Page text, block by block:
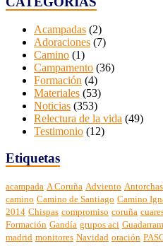
Acampadas (2)
Adoraciones (7)
Camino (1)
Campamento (36)
Formación (4)
Materiales (53)
Noticias (353)
Relectura de la vida (49)
Testimonio (12)
Etiquetas
acampada A Coruña Adviento Antorchas
camino Camino de Santiago Camino
2014 Chispas compromiso coruña
Formación Gandía grupos aci
madrid monitores Navidad oración